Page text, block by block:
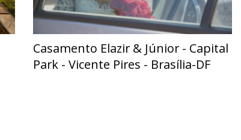
Casamento Elazir & Júnior - Capital
Park - Vicente Pires - Brasília-DF